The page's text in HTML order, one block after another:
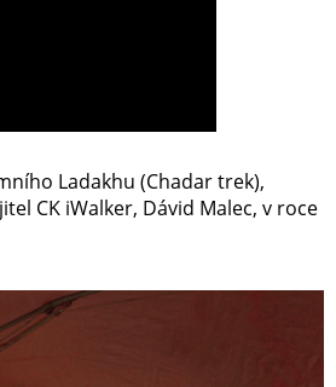
Ladakhu (Chadar trek),
CK iWalker, Dávid Malec, v roce